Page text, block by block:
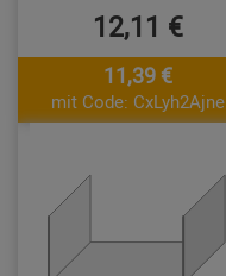
12,11 €
11,39 €
mit Code: CxLyh2Ajne